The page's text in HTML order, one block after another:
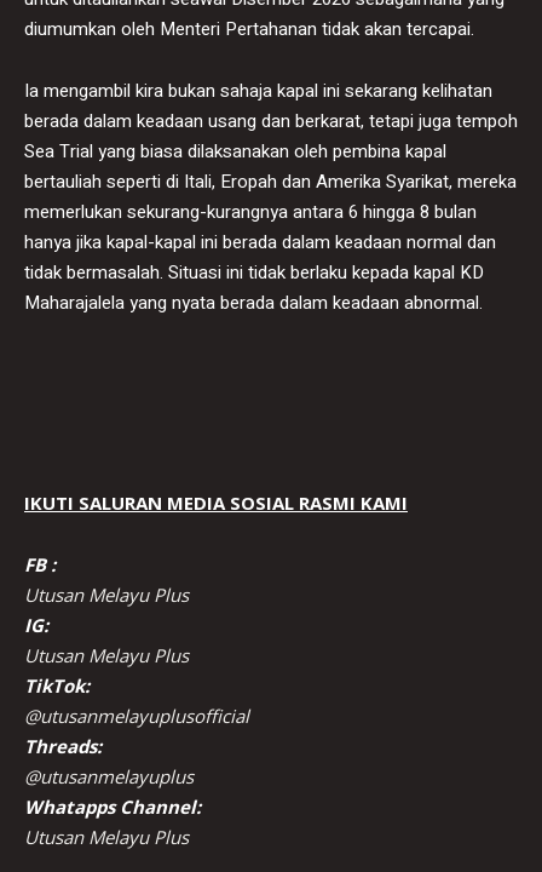
diumumkan oleh Menteri Pertahanan tidak akan tercapai.
Ia mengambil kira bukan sahaja kapal ini sekarang kelihatan
berada dalam keadaan usang dan berkarat, tetapi juga tempoh
Sea Trial yang biasa dilaksanakan oleh pembina kapal
bertauliah seperti di Itali, Eropah dan Amerika Syarikat, mereka
memerlukan sekurang-kurangnya antara 6 hingga 8 bulan
hanya jika kapal-kapal ini berada dalam keadaan normal dan
tidak bermasalah. Situasi ini tidak berlaku kepada kapal KD
Maharajalela yang nyata berada dalam keadaan abnormal.
IKUTI SALURAN MEDIA SOSIAL RASMI KAMI
FB :
Utusan Melayu Plus
IG:
Utusan Melayu Plus
TikTok:
@utusanmelayuplusofficial
Threads:
@utusanmelayuplus
Whatapps Channel:
Utusan Melayu Plus